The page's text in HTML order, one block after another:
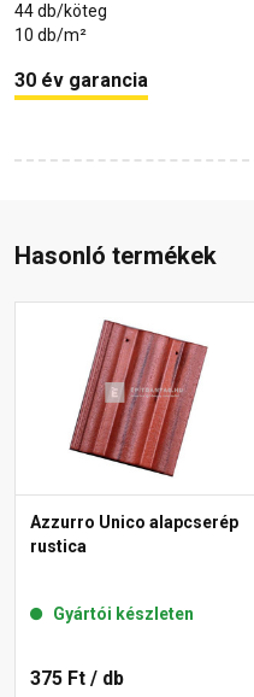
44 db/köteg
10 db/m²
30 év garancia
Hasonló termékek
Azzurro Unico alapcserép
rustica
Gyártói készleten
375 Ft / db